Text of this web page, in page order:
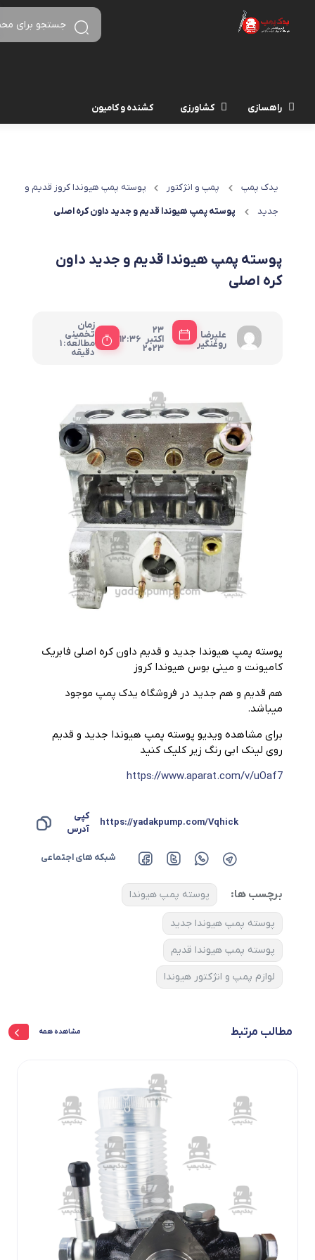
راهسازی کشاورزی کشنده و کامیون
یدک پمپ پمپ و انژکتور
پوسته پمپ هیوندا کروز قدیم و
جدید
پوسته پمپ هیوندا قدیم و جدید داون کره اصلی
پوسته پمپ هیوندا قدیم و جدید داون
کره اصلی
علیرضا
روغنگیر
23
اکتبر
2023
|
12:36
زمان
تخمینی
مطالعه: 1
دقیقه
پوسته پمپ هیوندا جدید و قدیم داون کره اصلی فابریک
کامیونت و مینی بوس هیوندا کروز
هم قدیم و هم جدید در فروشگاه یدک پمپ موجود
میباشد.
برای مشاهده ویدیو پوسته پمپ هیوندا جدید و قدیم
روی لینک ابی رنگ زیر کلیک کنید
https://www.aparat.com/v/uOaf7
https://yadakpump.com/Vqhick
کپی
آدرس
شبکه های اجتماعی
برچسب ها: پوسته پمپ هیوندا
پوسته پمپ هیوندا جدید
پوسته پمپ هیوندا قدیم
لوازم پمپ و انژکتور هیوندا
مطالب مرتبط مشاهده همه